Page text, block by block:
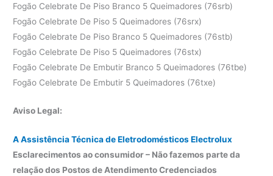
Fogão Celebrate De Piso Branco 5 Queimadores (76srb)
Fogão Celebrate De Piso 5 Queimadores (76srx)
Fogão Celebrate De Piso Branco 5 Queimadores (76stb)
Fogão Celebrate De Piso 5 Queimadores (76stx)
Fogão Celebrate De Embutir Branco 5 Queimadores (76tbe)
Fogão Celebrate De Embutir 5 Queimadores (76txe)
Aviso Legal:
A Assistência Técnica de Eletrodomésticos Electrolux
Esclarecimentos ao consumidor – Não fazemos parte da
relação dos Postos de Atendimento Credenciados